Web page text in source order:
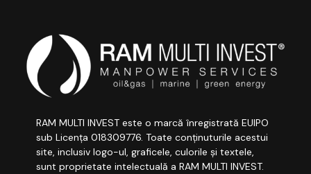
RAM MULTI INVEST este o marcă înregistrată EUIPO
sub Licența 018309776. Toate conținuturile acestui
site, inclusiv logo-ul, graficele, culorile și textele,
sunt proprietate intelectuală a RAM MULTI INVEST.